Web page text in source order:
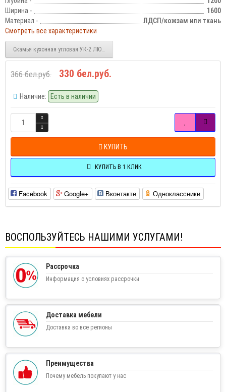
Ширина -
1600
Материал -
ЛДСП/кожзам или ткань
Смотреть все характеристики
Скамья кухонная угловая УК-2 ЛЮКС без бара
366 бел.руб. 330 бел.руб.
Наличие: Есть в наличии
КУПИТЬ
КУПИТЬ В 1 КЛИК
Facebook Google+ Вконтакте Одноклассники
ВОСПОЛЬЗУЙТЕСЬ НАШИМИ УСЛУГАМИ!
Рассрочка
Информация о условиях рассрочки
Доставка мебели
Доставка во все регионы
Преимущества
Почему мебель покупают у нас